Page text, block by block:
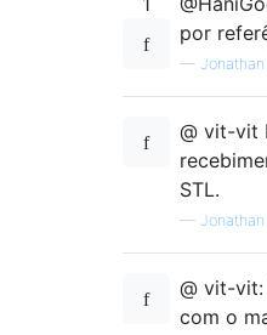
por
— Jonathan
@ vit-vit
STL.
— Jonathan
@ vit-
com o